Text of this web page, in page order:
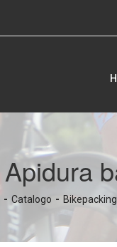
Apidura
Catalogo Bikepacking